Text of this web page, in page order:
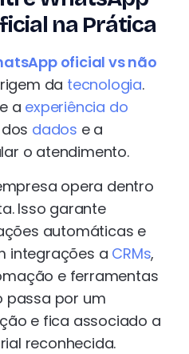
na Prática
oficial vs não
da tecnologia.
a experiência do
dados e a
o atendimento.
opera dentro
Isso garante
automáticas e
integrações a CRMs,
e ferramentas
passa por um
e fica associado a
reconhecida.